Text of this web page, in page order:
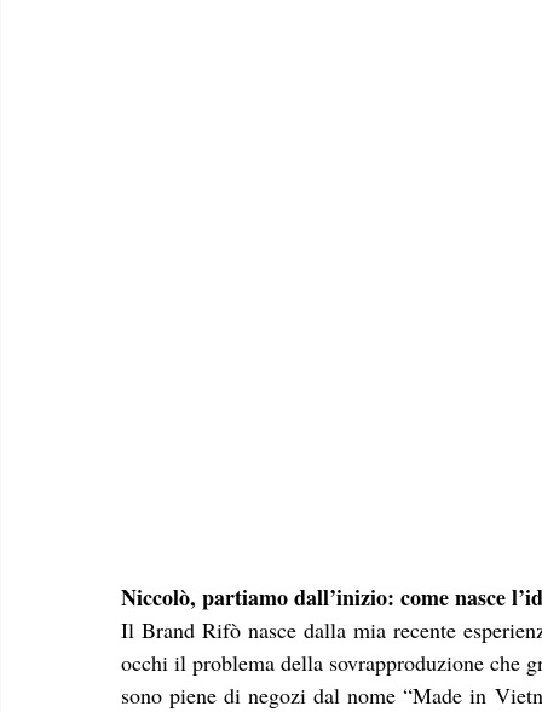
Niccolò, partiamo dall’inizio: come nasce
Il Brand Rifò nasce dalla mia recente
occhi il problema della sovrapproduzione che
sono piene di negozi dal nome “Made in